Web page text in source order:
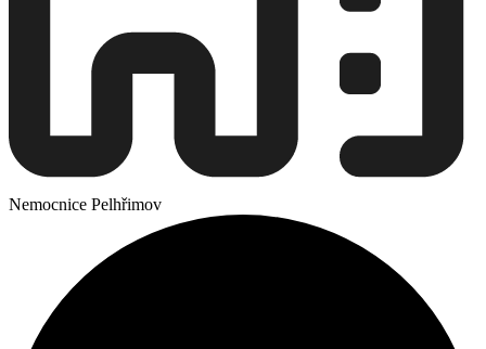
Nemocnice Pelhřimov